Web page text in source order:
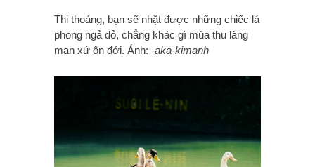
Thi thoảng, bạn sẽ nhặt được những chiếc lá
phong ngả đỏ, chẳng khác gì mùa thu lãng
mạn xứ ôn đới. Ảnh: -aka-kimanh